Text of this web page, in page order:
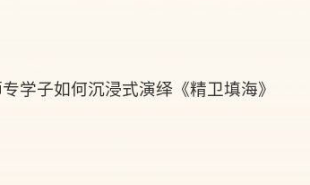
学子如何沉浸式演绎《精卫填海》